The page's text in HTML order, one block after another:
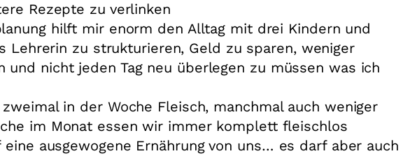
Rezepte zu verlinken
hilft mir enorm den Alltag mit drei Kindern und
Lehrerin zu strukturieren, Geld zu sparen, weniger
und nicht jeden Tag neu überlegen zu müssen was ich
in der Woche Fleisch, manchmal auch weniger
im Monat essen wir immer komplett fleischlos
eine ausgewogene Ernährung von uns… es darf aber auch